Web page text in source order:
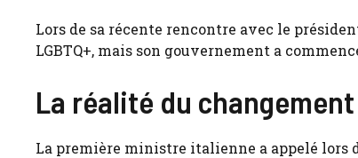
Lors de sa récente rencontre avec le
LGBTQ+, mais son gouvernement a
La réalité du
La première ministre italienne a appelé lors